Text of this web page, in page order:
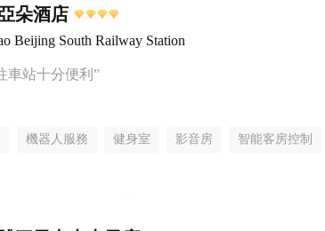
朵酒店
Beijing South Railway Station
車站十分便利”
機器人服務 健身室 影音房 智能客房控制